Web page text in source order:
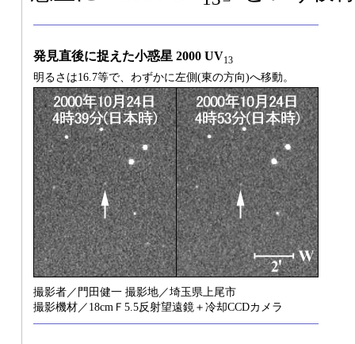
発見直後に捉えた小惑星 2000 UV13
明るさは16.7等で、わずかに左側(東の方向)へ移動。
撮影者／門田健一 撮影地／埼玉県上尾市
撮影機材／18cmＦ5.5反射望遠鏡＋冷却CCDカメラ